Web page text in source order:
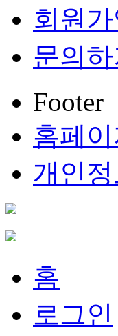
회원가
문의하
Footer
홈페
개인
홈
로그인